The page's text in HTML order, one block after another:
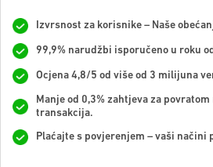
Izvrsnost za korisnike – Naše
99,9% narudžbi isporučeno u roku
Ocjena 4,8/5 od više od 3 milijuna
Manje od 0,3% zahtjeva za
transakcija.
Plaćajte s povjerenjem – vaši načini